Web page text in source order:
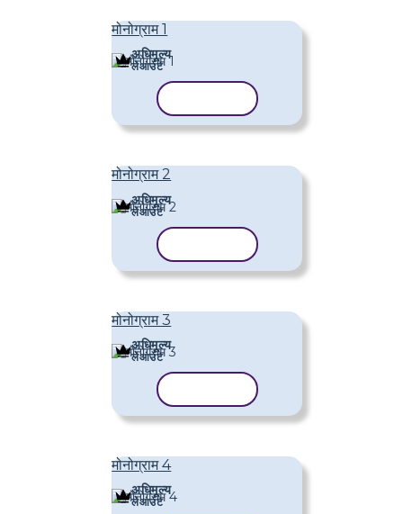
मोनोग्राम 1
अधिमूल्य
लेआउट
मोनोग्राम 2
अधिमूल्य
लेआउट
मोनोग्राम 3
अधिमूल्य
लेआउट
मोनोग्राम 4
अधिमूल्य
लेआउट